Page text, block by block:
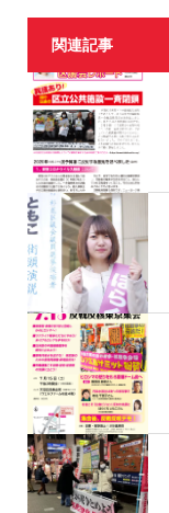
関連記事